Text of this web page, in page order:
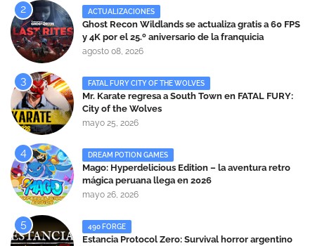
ACTUALIZACIONES
Ghost Recon Wildlands se actualiza gratis a 60 FPS
y 4K por el 25.º aniversario de la franquicia
agosto 08, 2026
FATAL FURY CITY OF THE WOLVES
Mr. Karate regresa a South Town en FATAL FURY:
City of the Wolves
mayo 25, 2026
DREAM POTION GAMES
Mago: Hyperdelicious Edition – la aventura retro
mágica peruana llega en 2026
mayo 26, 2026
490 FORGE
Estancia Protocol Zero: Survival horror argentino